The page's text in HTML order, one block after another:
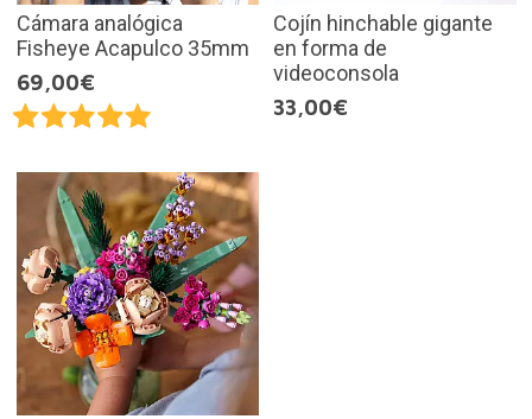
Cámara analógica
Fisheye Acapulco 35mm
69,00€
Cojín hinchable gigante
en forma de
videoconsola
33,00€